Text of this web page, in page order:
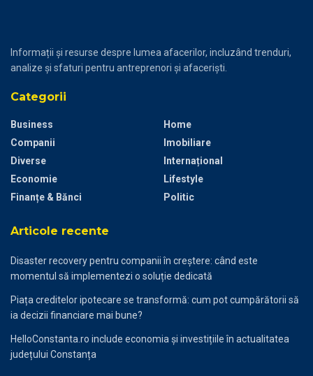
Informații și resurse despre lumea afacerilor, incluzând trenduri,
analize și sfaturi pentru antreprenori și afaceriști.
Categorii
Business
Companii
Diverse
Economie
Finanțe & Bănci
Home
Imobiliare
Internațional
Lifestyle
Politic
Articole recente
Disaster recovery pentru companii în creștere: când este
momentul să implementezi o soluție dedicată
Piața creditelor ipotecare se transformă: cum pot cumpărătorii să
ia decizii financiare mai bune?
HelloConstanta.ro include economia și investițiile în actualitatea
județului Constanța